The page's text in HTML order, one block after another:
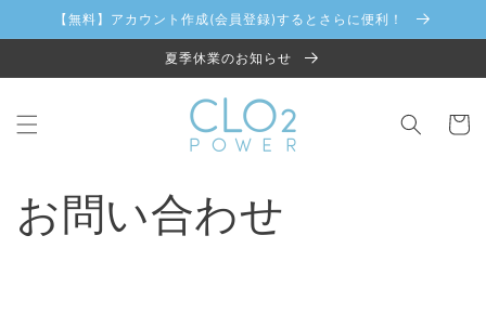
ンツに
進む
【無料】アカウント作成(会員登録)するとさらに便利！
夏季休業のお知らせ
ー
お問い合わせ